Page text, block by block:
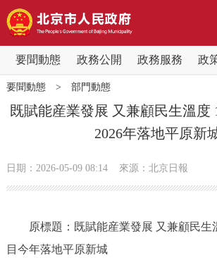
要聞動態 政務公開 政務服務 政
要聞動態
黨中央精神
會議資訊
市領導
要聞動態> 部門動態
既賦能産業發展 又兼顧民生溫度
2026年落地平原新
日期：2026-05-09 08:14 來源：北京日報
原標題：既賦能産業發展 又兼顧民生
目今年落地平原新城